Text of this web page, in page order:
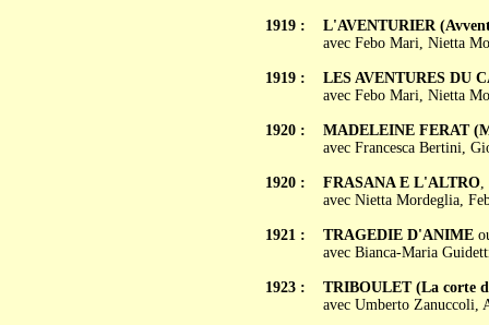
1919 :
1919 :
1920 :
1920 :
1921 :
1923 :
L'AVENTURIER
avec Febo Mari, Nietta
LES AVENTURES DU
avec Febo Mari, Nietta
MADELEINE FERAT
avec Francesca Bertini,
FRASANA E L'ALTRO,
avec Nietta Mordeglia,
TRAGEDIE D'ANIME
avec Bianca-Maria
TRIBOULET (La corte
avec Umberto